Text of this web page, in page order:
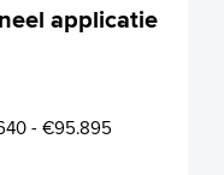
applicatie
- €95.895